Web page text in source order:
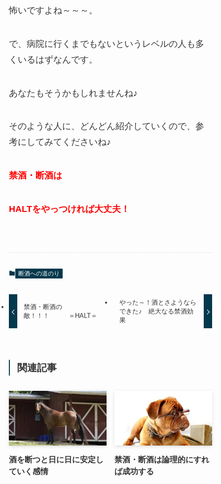
怖いですよね～～～。
で、病院に行くまでもないというレベルの人も多
くいるはずなんです。
あなたもそうかもしれませんね♪
そのような人に、どんどん紹介していくので、参
考にしてみてくださいね♪
禁酒・断酒は
HALTをやっつければ大丈夫！
断酒への道のり
禁酒・断酒の
敵！！！ ＝HALT＝
やった～！酒とさようなら
できた♪ 絶大なる禁酒効
果
関連記事
酒を断つと日に日に安定し
ていく感情
禁酒・断酒は論理的にすれ
ば成功する